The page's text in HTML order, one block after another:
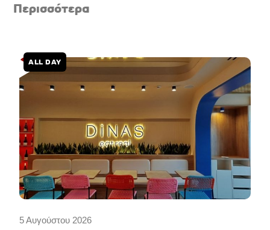
a b u
b
Περισσότερα
5 Αυγούστου 2026
ALL DAY